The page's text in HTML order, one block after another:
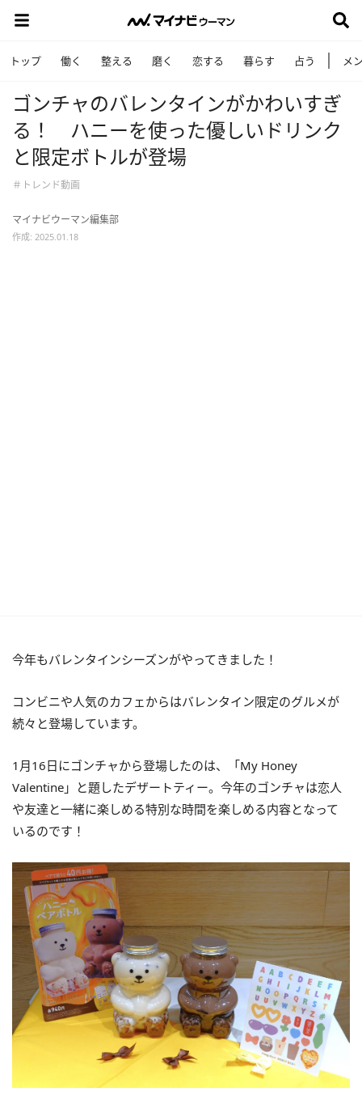
トップ 働く 整える 磨く 恋する 暮らす 占う メ
ゴンチャのバレンタインがかわいすぎ
る！ ハニーを使った優しいドリンク
と限定ボトルが登場
＃トレンド動画
マイナビウーマン編集部
作成: 2025.01.18
今年もバレンタインシーズンがやってきました！
コンビニや人気のカフェからはバレンタイン限定のグルメが
続々と登場しています。
1月16日にゴンチャから登場したのは、「My Honey
Valentine」と題したデザートティー。今年のゴンチャは恋人
や友達と一緒に楽しめる特別な時間を楽しめる内容となって
いるのです！